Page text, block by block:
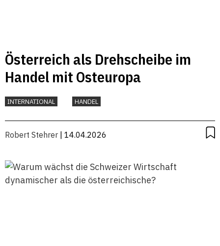
Österreich als Drehscheibe im
Handel mit Osteuropa
INTERNATIONAL HANDEL
Robert Stehrer | 14.04.2026